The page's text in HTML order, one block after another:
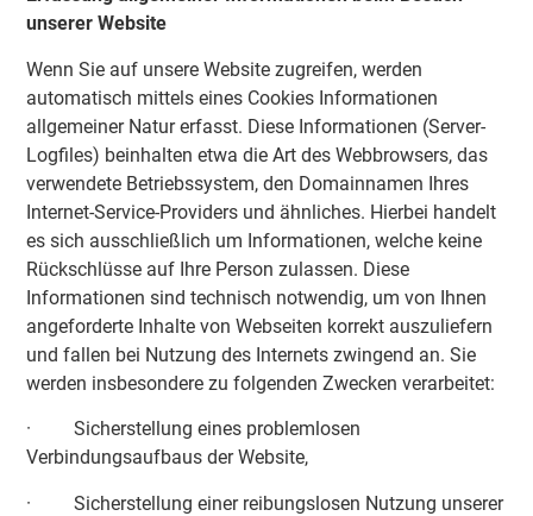
unserer Website
Wenn Sie auf unsere Website zugreifen, werden
automatisch mittels eines Cookies Informationen
allgemeiner Natur erfasst. Diese Informationen (Server-
Logfiles) beinhalten etwa die Art des Webbrowsers, das
verwendete Betriebssystem, den Domainnamen Ihres
Internet-Service-Providers und ähnliches. Hierbei handelt
es sich ausschließlich um Informationen, welche keine
Rückschlüsse auf Ihre Person zulassen. Diese
Informationen sind technisch notwendig, um von Ihnen
angeforderte Inhalte von Webseiten korrekt auszuliefern
und fallen bei Nutzung des Internets zwingend an. Sie
werden insbesondere zu folgenden Zwecken verarbeitet:
· Sicherstellung eines problemlosen
Verbindungsaufbaus der Website,
· Sicherstellung einer reibungslosen Nutzung unserer